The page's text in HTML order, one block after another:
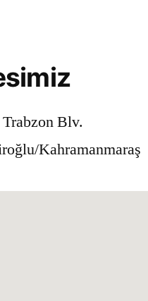
Blv.
Kahramanmaraş